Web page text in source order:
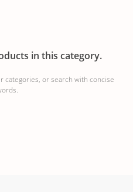
in this category.
or search with concise